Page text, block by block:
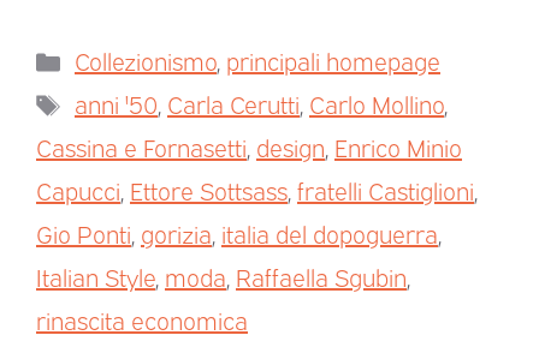
Collezionismo, principali homepage
anni '50, Carla Cerutti, Carlo Mollino,
Cassina e Fornasetti, design, Enrico Minio
Capucci, Ettore Sottsass,fratelli Castiglioni,
Gio Ponti, gorizia, italia del dopoguerra,
Italian Style, moda, Raffaella Sgubin,
rinascita economica